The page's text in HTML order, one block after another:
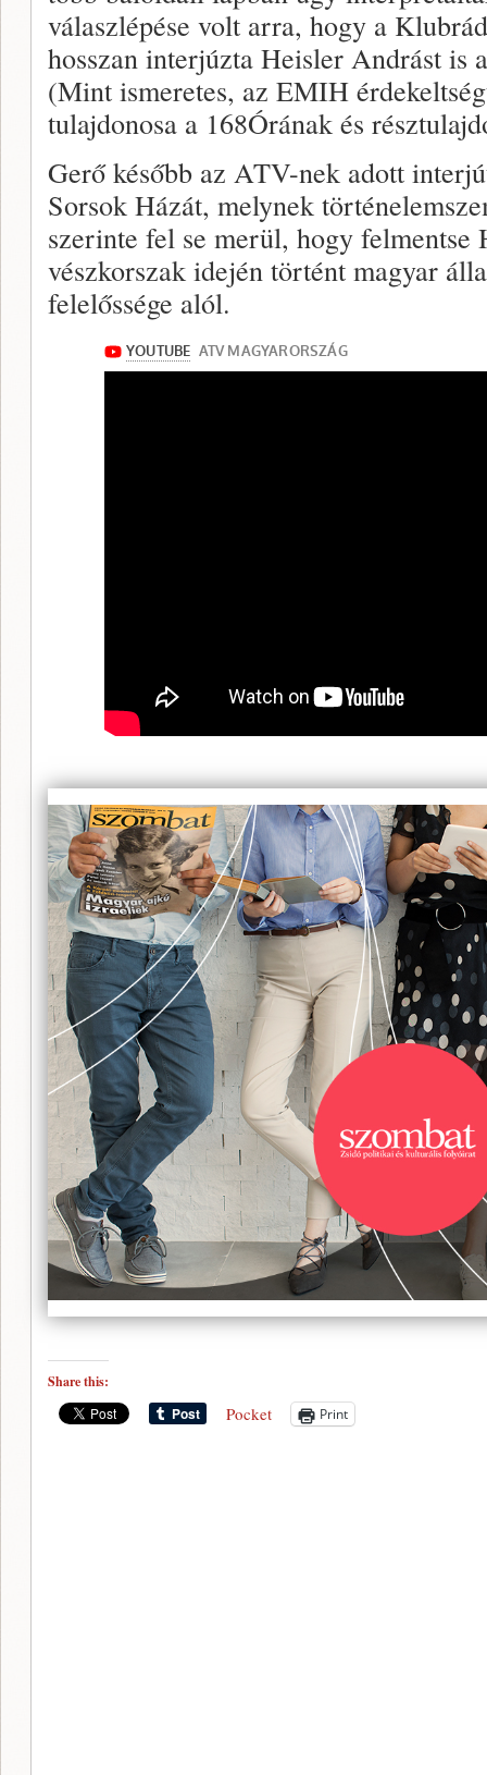
válaszlépése volt arra, hogy a
hosszan interjúzta Heisler Andrást is
(Mint ismeretes, az EMIH
tulajdonosa a 168Órának és
Gerő később az ATV-nek adott
Sorsok Házát, melynek
szerinte fel se merül, hogy
vészkorszak idején történt magyar
felelőssége alól.
Share this:
Pocket Print